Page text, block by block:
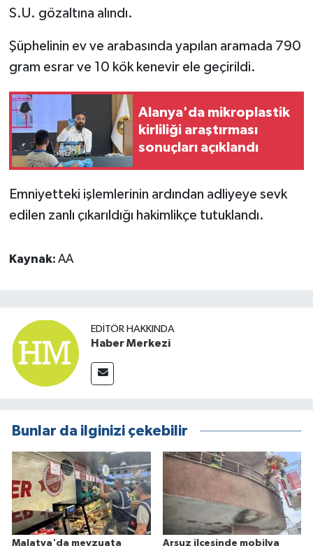
S.U. gözaltına alındı.
Şüphelinin ev ve arabasında yapılan aramada 790
gram esrar ve 10 kök kenevir ele geçirildi.
Alanya'da mikroplastik
kirliliği araştırması
sonuçları açıklandı
Emniyetteki işlemlerinin ardından adliyeye sevk
edilen zanlı çıkarıldığı hakimlikçe tutuklandı.
Kaynak: AA
EDITÖR HAKKINDA
Haber Merkezi
Bunlar da ilginizi çekebilir
Malatya'da mevzuata
Arsuz ilçesinde mobilya